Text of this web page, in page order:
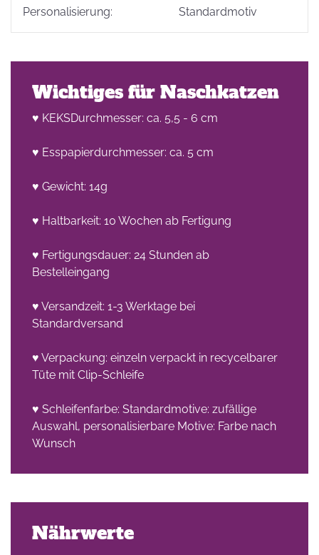
Personalisierung: Standardmotiv
Wichtiges für Naschkatzen
♥ KEKSDurchmesser: ca. 5,5 - 6 cm
♥ Esspapierdurchmesser: ca. 5 cm
♥ Gewicht: 14g
♥ Haltbarkeit: 10 Wochen ab Fertigung
♥ Fertigungsdauer: 24 Stunden ab
Bestelleingang
♥ Versandzeit: 1-3 Werktage bei
Standardversand
♥ Verpackung: einzeln verpackt in recycelbarer
Tüte mit Clip-Schleife
♥ Schleifenfarbe: Standardmotive: zufällige
Auswahl, personalisierbare Motive: Farbe nach
Wunsch
Nährwerte